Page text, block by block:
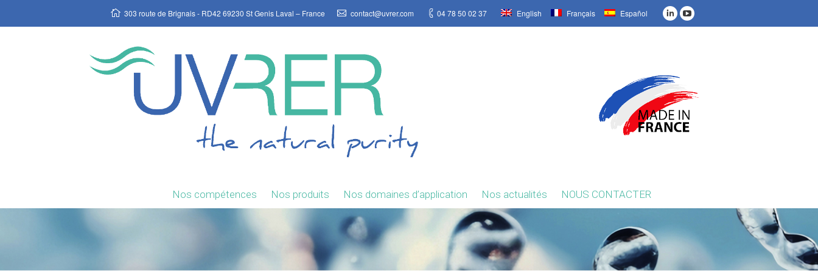
303 route de Brignais - RD42 69230 St Genis Laval – France contact@uvrer.com 04 78 50 02 37 English Français Español
Nos compétences Nos produits Nos domaines d’application Nos actualités NOUS CONTACTER